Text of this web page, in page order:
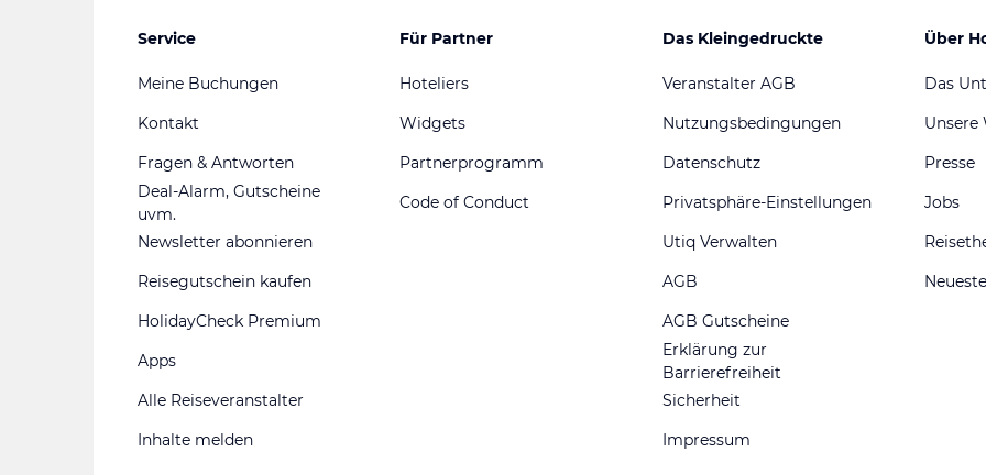
Service
Meine Buchungen
Kontakt
Fragen & Antworten
Deal-Alarm, Gutscheine
uvm.
Newsletter abonnieren
Reisegutschein kaufen
HolidayCheck Premium
Apps
Alle Reiseveranstalter
Inhalte melden
Für Partner
Hoteliers
Widgets
Partnerprogramm
Code of Conduct
Das Kleingedruckte
Veranstalter AGB
Nutzungsbedingungen
Datenschutz
Privatsphäre-Einstellungen
Utiq Verwalten
AGB
AGB Gutscheine
Erklärung zur
Barrierefreiheit
Sicherheit
Impressum
Über
Das
Unsere
Presse
Jobs